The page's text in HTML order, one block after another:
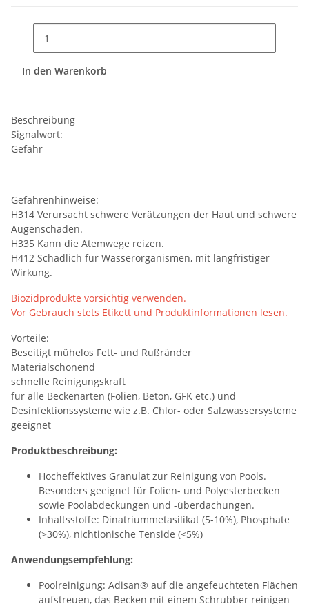
In den Warenkorb
Beschreibung
Signalwort:
Gefahr
Gefahrenhinweise:
H314 Verursacht schwere Verätzungen der Haut und schwere
Augenschäden.
H335 Kann die Atemwege reizen.
H412 Schädlich für Wasserorganismen, mit langfristiger
Wirkung.
Biozidprodukte vorsichtig verwenden.
Vor Gebrauch stets Etikett und Produktinformationen lesen.
Vorteile:
Beseitigt mühelos Fett- und Rußränder
Materialschonend
schnelle Reinigungskraft
für alle Beckenarten (Folien, Beton, GFK etc.) und
Desinfektionssysteme wie z.B. Chlor- oder Salzwassersysteme
geeignet
Produktbeschreibung:
Hocheffektives Granulat zur Reinigung von Pools.
Besonders geeignet für Folien- und Polyesterbecken
sowie Poolabdeckungen und -überdachungen.
Inhaltsstoffe: Dinatriummetasilikat (5-10%), Phosphate
(>30%), nichtionische Tenside (<5%)
Anwendungsempfehlung:
Poolreinigung: Adisan® auf die angefeuchteten Flächen
aufstreuen, das Becken mit einem Schrubber reinigen